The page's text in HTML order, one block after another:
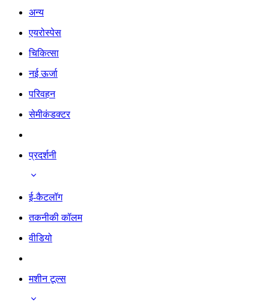
अन्य
एयरोस्पेस
चिकित्सा
नई ऊर्जा
परिवहन
सेमीकंडक्टर
प्रदर्शनी
ई-कैटलॉग
तकनीकी कॉलम
वीडियो
मशीन टूल्स